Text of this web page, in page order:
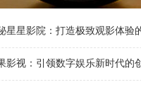
星星影院：打造极致观影体验的影
影视：引领数字娱乐新时代的